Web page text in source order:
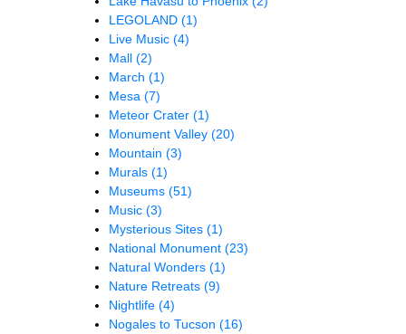
LEGOLAND (1)
Live Music (4)
Mall (2)
March (1)
Mesa (7)
Meteor Crater (1)
Monument Valley (20)
Mountain (3)
Murals (1)
Museums (51)
Music (3)
Mysterious Sites (1)
National Monument (23)
Natural Wonders (1)
Nature Retreats (9)
Nightlife (4)
Nogales to Tucson (16)